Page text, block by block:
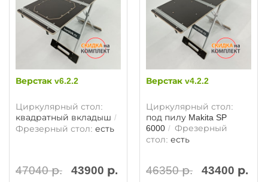
Верстак v6.2.2
Циркулярный стол:
квадратный вкладыш
Фрезерный стол: есть
47040 р. 43900 р.
Верстак v4.2.2
Циркулярный стол:
под пилу Makita SP
6000
Фрезерный
стол: есть
46350 р. 43400 р.